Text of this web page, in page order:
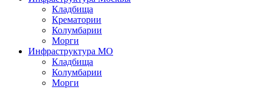
Кладбища
Крематории
Колумбарии
Морги
Инфраструктура МО
Кладбища
Колумбарии
Морги